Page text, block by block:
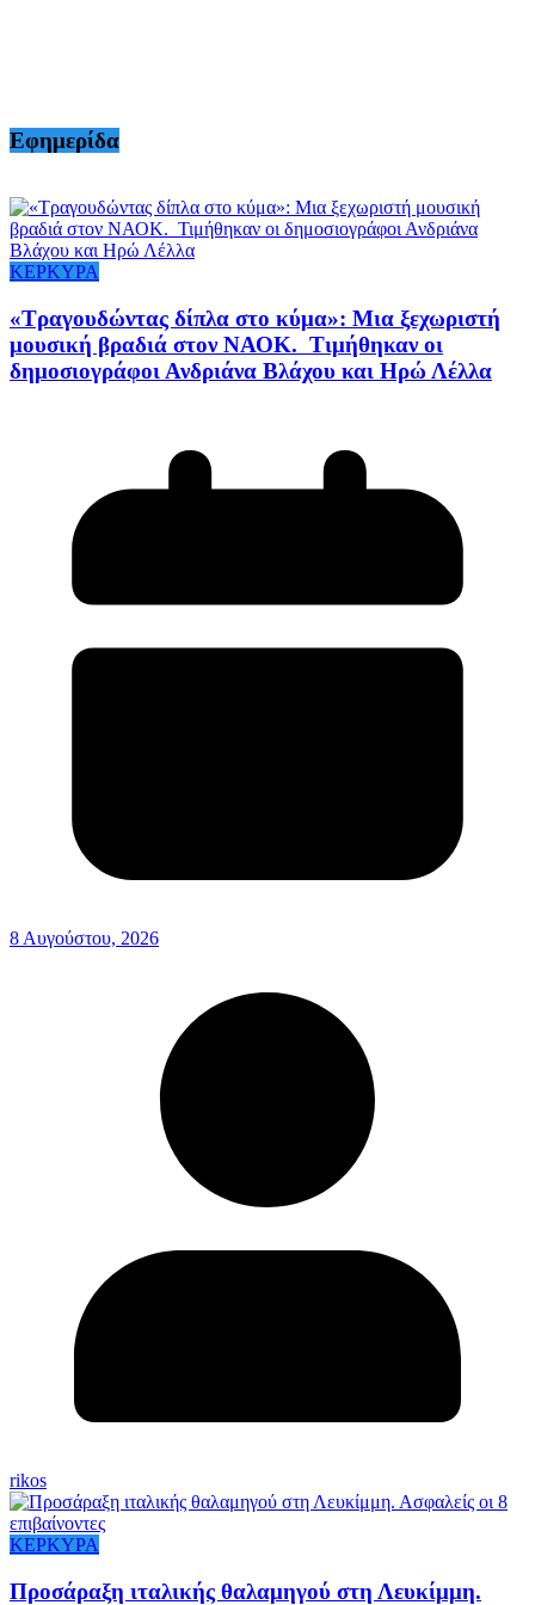
Εφημερίδα
ΚΕΡΚΥΡΑ
«Τραγουδώντας δίπλα στο κύμα»: Μια ξεχωριστή
μουσική βραδιά στον ΝΑΟΚ. Τιμήθηκαν οι
δημοσιογράφοι Ανδριάνα Βλάχου και Ηρώ Λέλλα
8 Αυγούστου, 2026
rikos
ΚΕΡΚΥΡΑ
Προσάραξη ιταλικής θαλαμηγού στη Λευκίμμη.